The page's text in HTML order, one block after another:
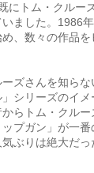
にトム・クルー
ました。1986
め、数々の作品
ズさんを知らな
シリーズのイ
らトム・クル
プガン」が一
ぶりは絶大だっ